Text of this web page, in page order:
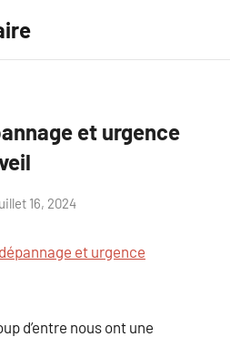
et urgence
16, 2024
dépannage et urgence
d’entre nous ont une